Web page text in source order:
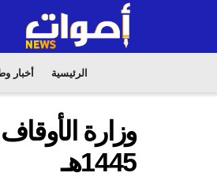
الرئيسية أخبار
وزارة
1445هـ